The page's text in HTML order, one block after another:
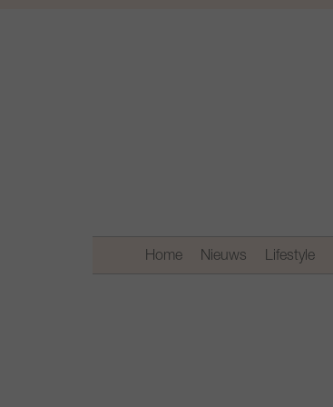
Home Nieuws Lifestyle